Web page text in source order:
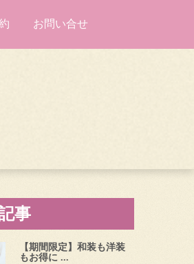
お問い合せ
事
【期間限定】和装も洋装
もお得に ...